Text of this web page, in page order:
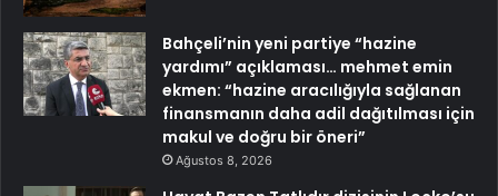
Bahçeli’nin yeni partiye “hazine
yardımı” açıklaması… mehmet emin
ekmen: “hazine aracılığıyla sağlanan
finansmanın daha adil dağıtılması için
makul ve doğru bir öneri”
Ağustos 8, 2026